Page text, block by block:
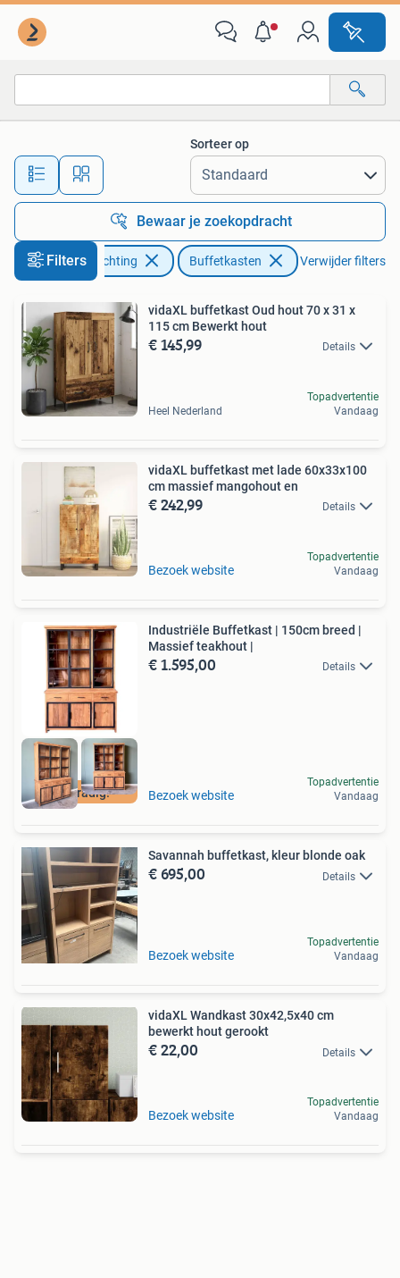
Alle afstanden…
Sorteer op
Bewaar je zoekopdracht
Filters
Huis en Inrichting Buffetkasten Verwijder filters
vidaXL buffetkast Oud hout 70 x 31 x
115 cm Bewerkt hout
€ 145,99 Details
Heel Nederland
Topadvertentie
Vandaag
vidaXL buffetkast met lade 60x33x100
cm massief mangohout en
€ 242,99 Details
Bezoek website
Topadvertentie
Vandaag
Voorradig!
Industriële Buffetkast | 150cm breed |
Massief teakhout |
€ 1.595,00 Details
Bezoek website
Topadvertentie
Vandaag
Savannah buffetkast, kleur blonde oak
€ 695,00 Details
Bezoek website
Topadvertentie
Vandaag
vidaXL Wandkast 30x42,5x40 cm
bewerkt hout gerookt
€ 22,00 Details
Bezoek website
Topadvertentie
Vandaag